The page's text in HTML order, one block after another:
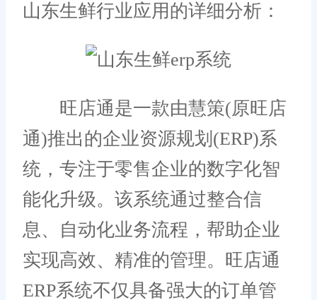
山东生鲜行业应用的详细分析：
旺店通是一款由慧策(原旺店
通)推出的企业资源规划(ERP)系
统，专注于零售企业的数字化智
能化升级。该系统通过整合信
息、自动化业务流程，帮助企业
实现高效、精准的管理。旺店通
ERP系统不仅具备强大的订单管